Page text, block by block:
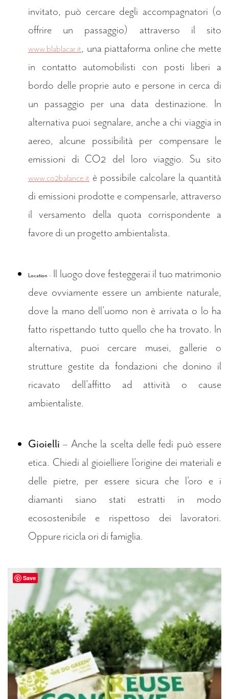
invitato, può cercare degli accompagnatori (o
offrire un passaggio) attraverso il sito
www.blablacar.it, una piattaforma online che mette
in contatto automobilisti con posti liberi a
bordo delle proprie auto e persone in cerca di
un passaggio per una data destinazione. In
alternativa puoi segnalare, anche a chi viaggia in
aereo, alcune possibilità per compensare le
emissioni di CO2 del loro viaggio. Su sito
www.co2balance.it è possibile calcolare la quantità
di emissioni prodotte e compensarle, attraverso
il versamento della quota corrispondente a
favore di un progetto ambientalista.
Location –Il luogo dove festeggerai il tuo matrimonio
deve ovviamente essere un ambiente naturale,
dove la mano dell'uomo non è arrivata o lo ha
fatto rispettando tutto quello che ha trovato. In
alternativa, puoi cercare musei, gallerie o
strutture gestite da fondazioni che donino il
ricavato dell'affitto ad attività o cause
ambientaliste.
Gioielli – Anche la scelta delle fedi può essere
etica. Chiedi al gioielliere l'origine dei materiali e
delle pietre, per essere sicura che l'oro e i
diamanti siano stati estratti in modo
ecosostenibile e rispettoso dei lavoratori.
Oppure ricicla ori di famiglia.
Save